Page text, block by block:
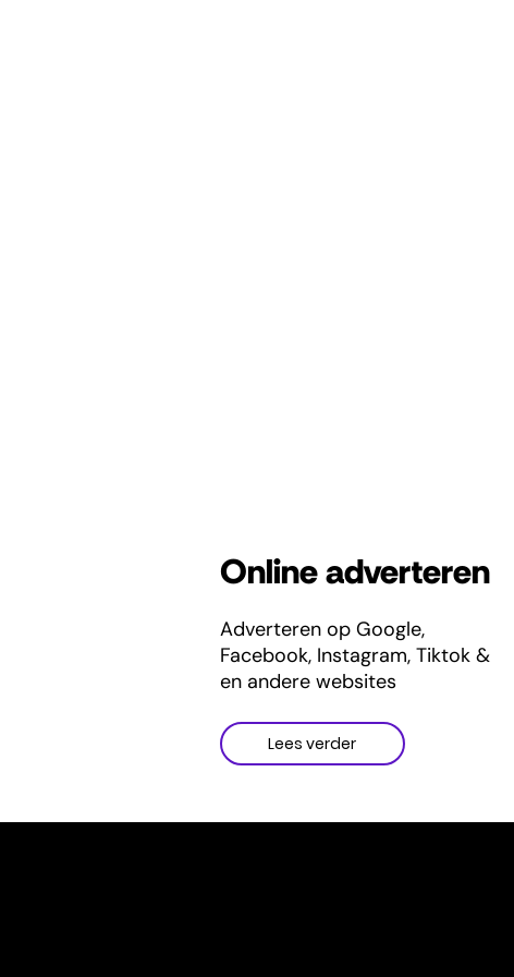
Online adverteren
Adverteren op Google,
Facebook, Instagram, Tiktok &
en andere websites
Lees verder